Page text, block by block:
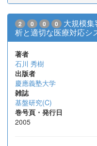
2 0 0 0
大規模
析と適切な医療対応シ
著者
石川 秀樹
出版者
慶應義塾大学
雑誌
基盤研究(C)
巻号頁・発行日
2005